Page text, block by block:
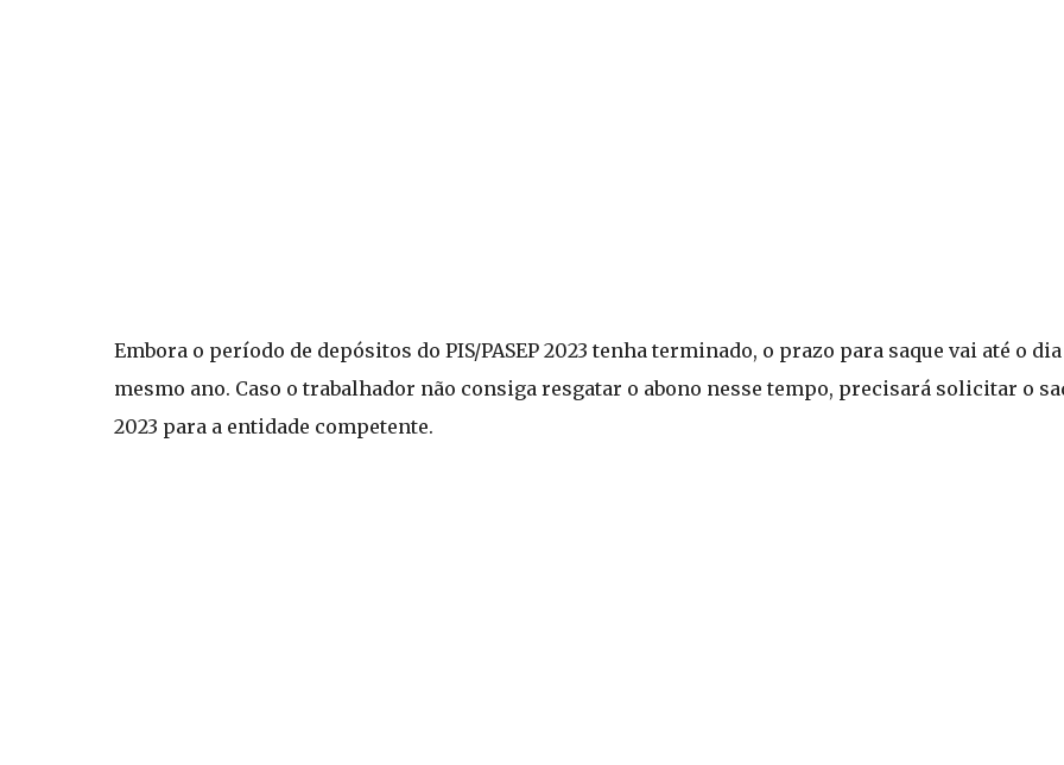
Embora o período de depósitos do PIS/PASEP 2023 tenha terminado, o prazo para saque vai até o
mesmo ano. Caso o trabalhador não consiga resgatar o abono nesse tempo, precisará solicitar o
2023 para a entidade competente.